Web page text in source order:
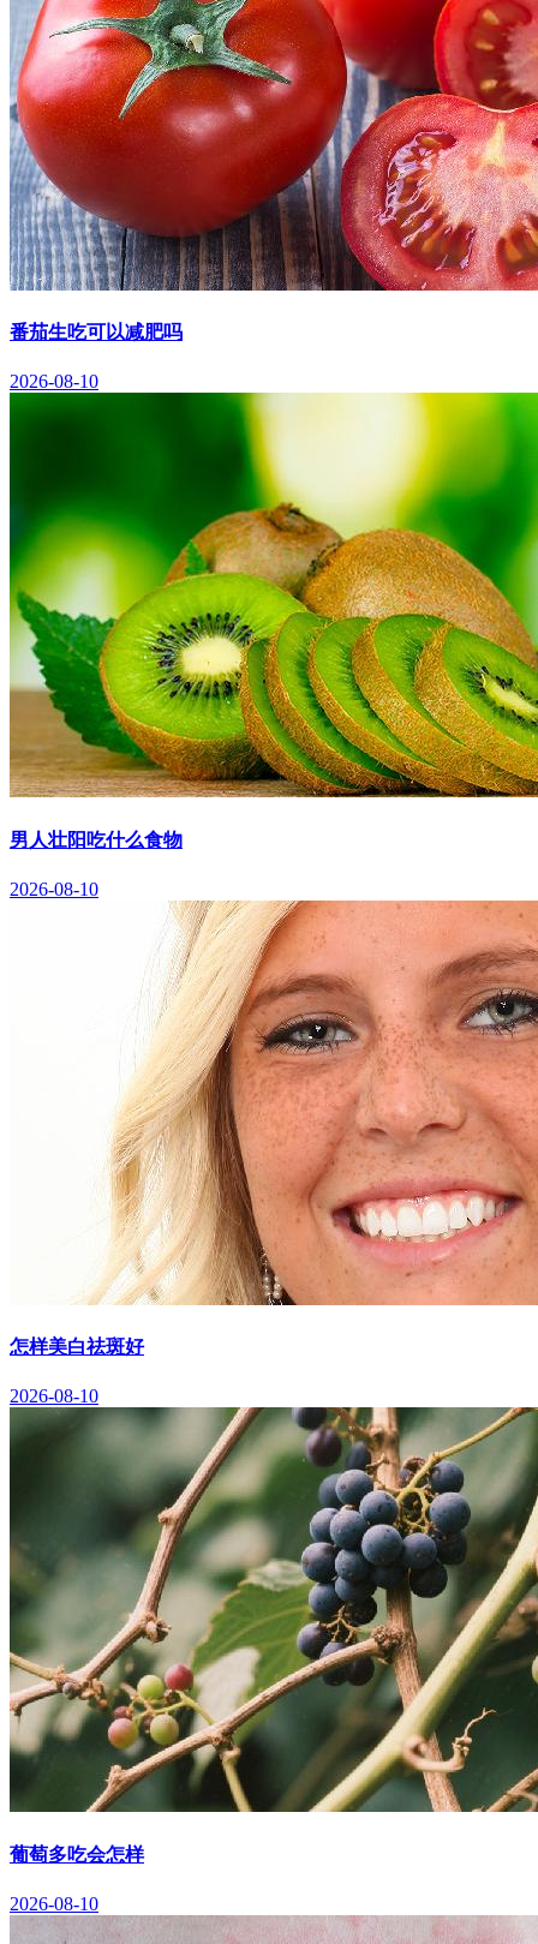
番茄生吃可以减肥吗
2026-08-10
男人壮阳吃什么食物
2026-08-10
怎样美白祛斑好
2026-08-10
葡萄多吃会怎样
2026-08-10